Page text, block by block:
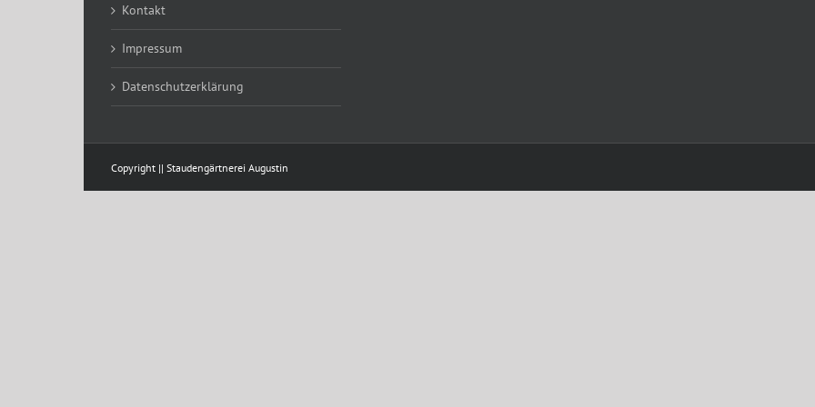
Kontakt
Impressum
Datenschutzerklärung
Copyright || Staudengärtnerei Augustin